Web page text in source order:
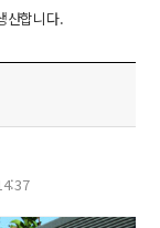
산합니다.